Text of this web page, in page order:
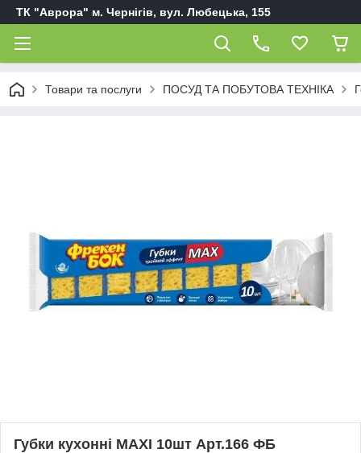
ТК "Аврора" м. Чернігів, вул. Любецька, 155
Товари та послуги ПОСУД ТА ПОБУТОВА ТЕХНІКА
Губки кухонні MAXI 10шт Арт.166 ФБ